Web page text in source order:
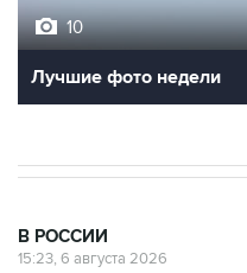
10
Лучшие фото недели
В РОССИИ
15:23, 6 августа 2026